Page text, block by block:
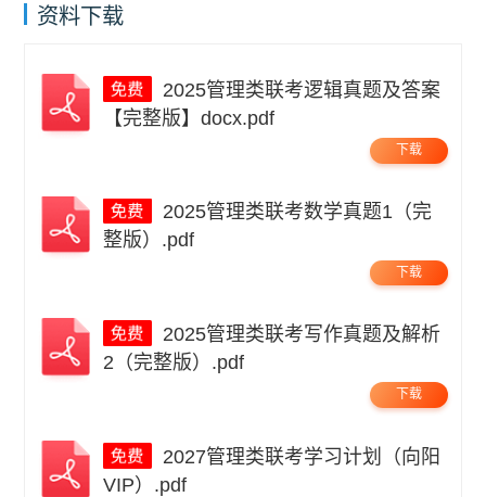
资料下载
【完整版】docx.pdf
下载
整版）.pdf
下载
2（完整版）.pdf
下载
VIP）.pdf